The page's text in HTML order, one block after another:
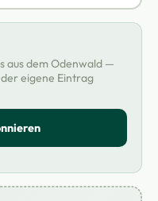
aus dem Odenwald —
eigene Eintrag